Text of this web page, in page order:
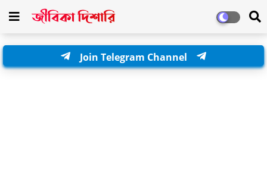
Join Telegram Channel